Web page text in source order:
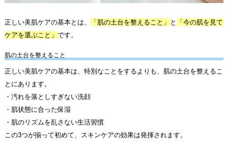
正しい美肌ケアの基本とは、 「肌の土台を整えること」 と
「今の肌を見て
ケアを選ぶこと」 です。
肌の土台を整えること
正しい美肌ケアの基本は、特別なことをするよりも、肌の土台を整えるこ
とにあります。
・汚れを落としすぎない洗顔
・肌状態に合った保湿
・肌のリズムを乱さない生活習慣
この3つが揃って初めて、スキンケアの効果は発揮されます。